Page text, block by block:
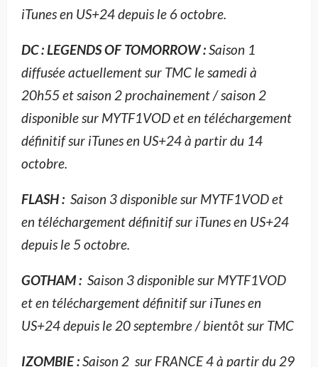
iTunes en US+24 depuis le 6 octobre.
DC : LEGENDS OF TOMORROW :Saison 1
diffusée actuellement sur TMC le samedi à
20h55 et saison 2 prochainement / saison 2
disponible sur MYTF1VOD et en téléchargement
définitif sur iTunes en US+24 à partir du 14
octobre.
FLASH : Saison 3 disponible sur MYTF1VOD et
en téléchargement définitif sur iTunes en US+24
depuis le 5 octobre.
GOTHAM : Saison 3 disponible sur MYTF1VOD
et en téléchargement définitif sur iTunes en
US+24 depuis le 20 septembre / bientôt sur TMC
IZOMBIE :Saison 2 sur FRANCE 4 à partir du 29